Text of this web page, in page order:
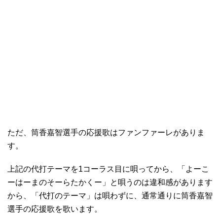
ただ、筒香嘉智選手の応援歌はファンファーレがありま
す。
上記の代打テーマを1コーラス目に唄ってから、「よーこ
ーはーまのそーらたかくー」と唄うのは違和感があります
から、「代打のテーマ」は唄わずに、通常通りに筒香嘉智
選手の応援歌を歌います。